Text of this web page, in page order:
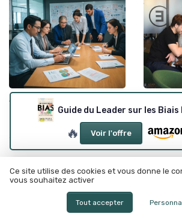
Maîtriser l'art de
l'adaptabilité en leadership
Maîtriser
Guide du Leader sur les
🔥 Voir l'offre
Ce site utilise des cookies et vous donne le
vous souhaitez activer
Tout accepter